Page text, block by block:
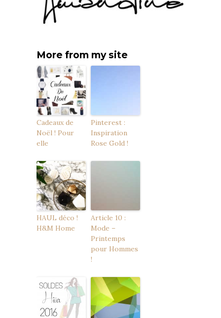
More from my site
Cadeaux de
Noël ! Pour
elle
Pinterest :
Inspiration
Rose Gold !
HAUL déco !
H&M Home
Article 10 :
Mode –
Printemps
pour Hommes
!